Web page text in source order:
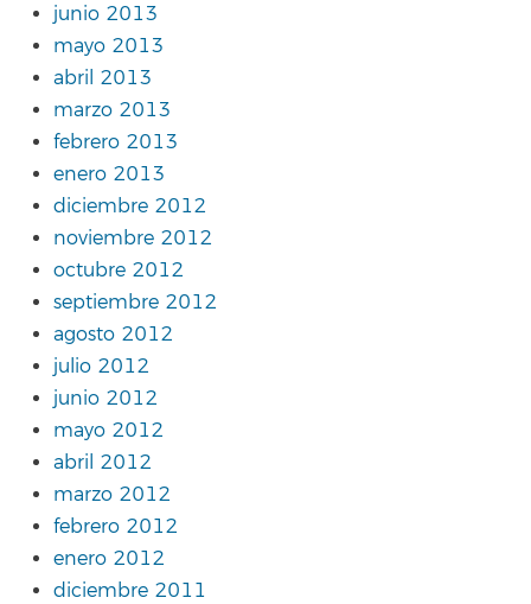
junio 2013
mayo 2013
abril 2013
marzo 2013
febrero 2013
enero 2013
diciembre 2012
noviembre 2012
octubre 2012
septiembre 2012
agosto 2012
julio 2012
junio 2012
mayo 2012
abril 2012
marzo 2012
febrero 2012
enero 2012
diciembre 2011